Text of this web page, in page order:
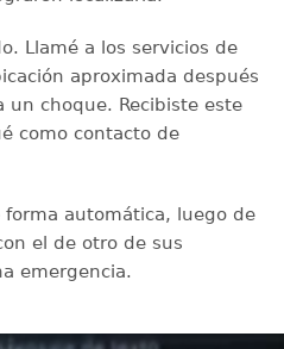
Llamé a los servicios de
aproximada después
un choque. Recibiste este
como contacto de
automática, luego de
el de otro de sus
emergencia.